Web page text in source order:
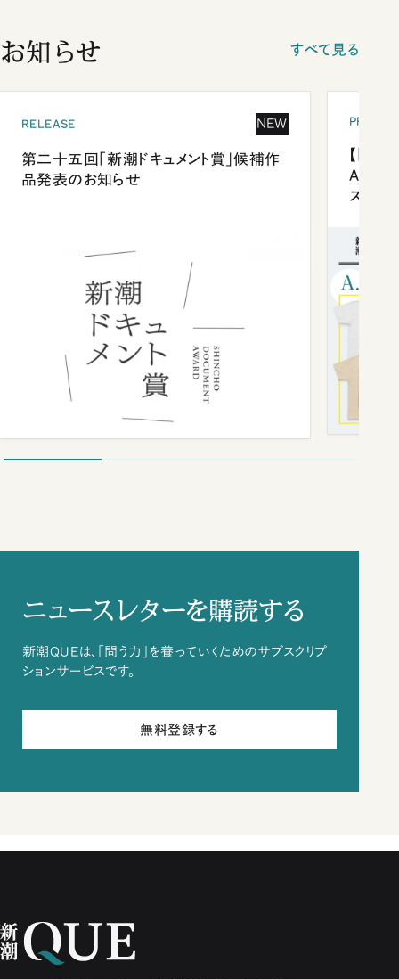
お知らせ すべて見る
RELEASE NEW
第二十五回「新潮ドキュメント賞」候補作
品発表のお知らせ
【「新
ズプレ
ニュースレターを購読する
新潮QUEは、「問う力」を養っていくためのサブスクリプ
ションサービスです。
無料登録する